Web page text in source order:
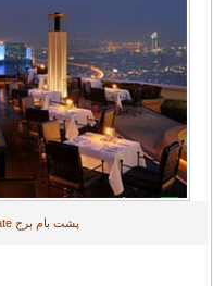
پشت بام برج Lebua State در بانکوک تایلند